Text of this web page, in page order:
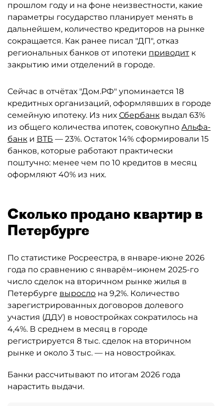
прошлом году и на фоне неизвестности, какие
параметры государство планирует менять в
дальнейшем, количество кредиторов на рынке
сокращается. Как ранее писал "ДП", отказ
региональных банков от ипотеки приводит к
закрытию ими отделений в городе.
Сейчас в отчётах "Дом.РФ" упоминается 18
кредитных организаций, оформлявших в городе
семейную ипотеку. Из них Сбербанк выдал 63%
из общего количества ипотек, совокупно Альфа-
банк и ВТБ — 23%. Остаток 14% сформировали 15
банков, которые работают практически
поштучно: менее чем по 10 кредитов в месяц
оформляют 40% из них.
Сколько продано квартир в
Петербурге
По статистике Росреестра, в январе-июне 2026
года по сравнению с январём–июнем 2025-го
число сделок на вторичном рынке жилья в
Петербурге выросло на 9,2%. Количество
зарегистрированных договоров долевого
участия (ДДУ) в новостройках сократилось на
4,4%. В среднем в месяц в городе
регистрируется 8 тыс. сделок на вторичном
рынке и около 3 тыс. — на новостройках.
Банки рассчитывают по итогам 2026 года
нарастить выдачи.